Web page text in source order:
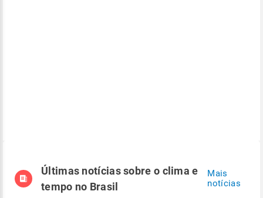
Últimas notícias sobre o clima e
tempo no Brasil
Mais
notícias